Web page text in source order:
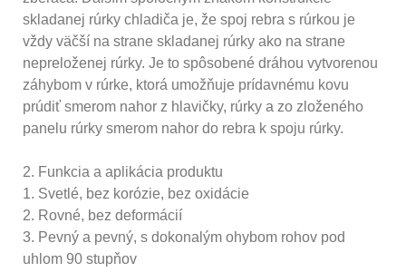
skladanej rúrky chladiča je, že spoj rebra s rúrkou je
vždy väčší na strane skladanej rúrky ako na strane
nepreloženej rúrky. Je to spôsobené dráhou vytvorenou
záhybom v rúrke, ktorá umožňuje prídavnému kovu
prúdiť smerom nahor z hlavičky, rúrky a zo zloženého
panelu rúrky smerom nahor do rebra k spoju rúrky.
2. Funkcia a aplikácia produktu
1. Svetlé, bez korózie, bez oxidácie
2. Rovné, bez deformácií
3. Pevný a pevný, s dokonalým ohybom rohov pod
uhlom 90 stupňov